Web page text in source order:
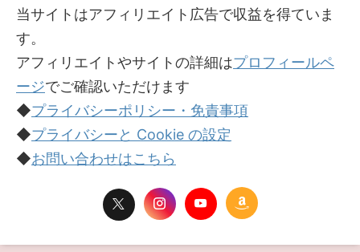
当サイトはアフィリエイト広告で収益を得ていま
す。
アフィリエイトやサイトの詳細はプロフィールペ
ージでご確認いただけます
◆プライバシーポリシー・免責事項
◆プライバシーと Cookie の設定
◆お問い合わせはこちら